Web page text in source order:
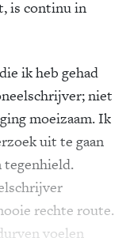
is continu in
ik heb gehad
niet
moeizaam. Ik
uit te gaan
tegenhield.
rechte route.
voelen